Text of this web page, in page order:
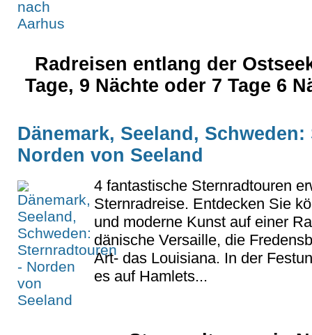
Radreisen entlang der
Tage, 9 Nächte oder 7 Tage 6
Dänemark, Seeland,
Norden von Seeland
4 fantastische Sternradtouren
Sternradreise. Entdecken Sie
und moderne Kunst auf einer
dänische Versaille, die
Art- das Louisiana. In der
es auf Hamlets...